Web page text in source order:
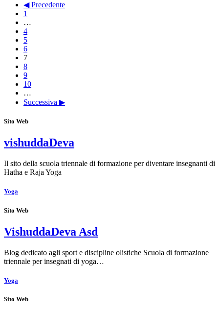
◀ Precedente
1
…
4
5
6
7
8
9
10
…
Successiva ▶
Sito Web
vishuddaDeva
Il sito della scuola triennale di formazione per diventare insegnanti di
Hatha e Raja Yoga
Yoga
Sito Web
VishuddaDeva Asd
Blog dedicato agli sport e discipline olistiche Scuola di formazione
triennale per insegnati di yoga…
Yoga
Sito Web